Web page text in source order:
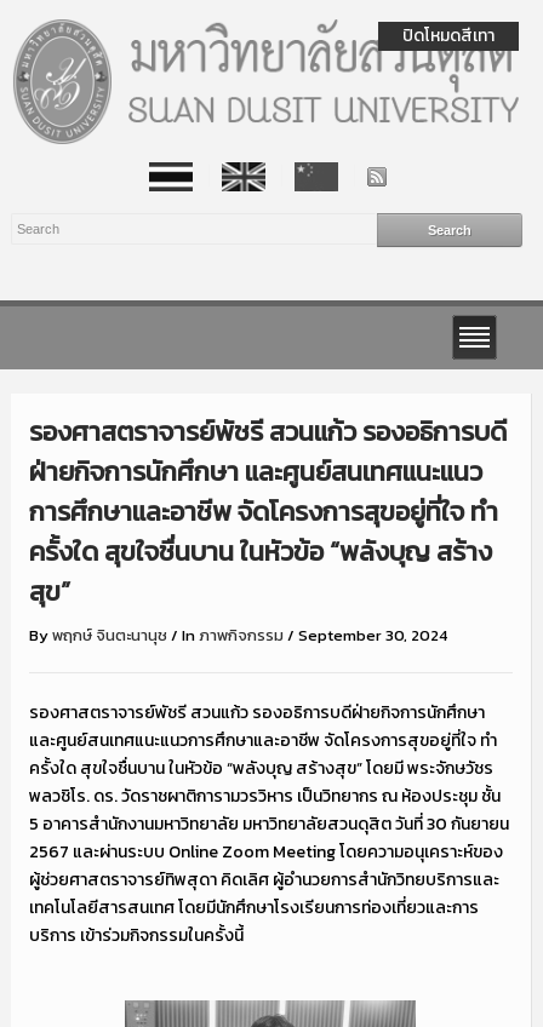
รองศาสตราจารย์พัชรี สวนแก้ว รองอธิการบดี
ฝ่ายกิจการนักศึกษา และศูนย์สนเทศแนะแนว
การศึกษาและอาชีพ จัดโครงการสุขอยู่ที่ใจ ทำ
ครั้งใด สุขใจชื่นบาน ในหัวข้อ “พลังบุญ สร้าง
สุข”
Byพฤกษ์ จินตะนานุช / Inภาพกิจกรรม / September 30, 2024
รองศาสตราจารย์พัชรี สวนแก้ว รองอธิการบดีฝ่ายกิจการนักศึกษา
และศูนย์สนเทศแนะแนวการศึกษาและอาชีพ จัดโครงการสุขอยู่ที่ใจ ทำ
ครั้งใด สุขใจชื่นบาน ในหัวข้อ “พลังบุญ สร้างสุข” โดยมี พระจักษวัชร
พลวชิโร. ดร. วัดราชผาติการามวรวิหาร เป็นวิทยากร ณ ห้องประชุม ชั้น
5 อาคารสำนักงานมหาวิทยาลัย มหาวิทยาลัยสวนดุสิต วันที่ 30 กันยายน
2567 และผ่านระบบ Online Zoom Meeting โดยความอนุเคราะห์ของ
ผู้ช่วยศาสตราจารย์ทิพสุดา คิดเลิศ ผู้อำนวยการสำนักวิทยบริการและ
เทคโนโลยีสารสนเทศ โดยมีนักศึกษาโรงเรียนการท่องเที่ยวและการ
บริการ เข้าร่วมกิจกรรมในครั้งนี้
ปิดโหมดสีเทา